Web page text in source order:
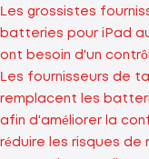
Les grossistes
batteries pour iPad
ont besoin d'un
Les fournisseurs de
remplacent les
afin d'améliorer la
réduire les risques de